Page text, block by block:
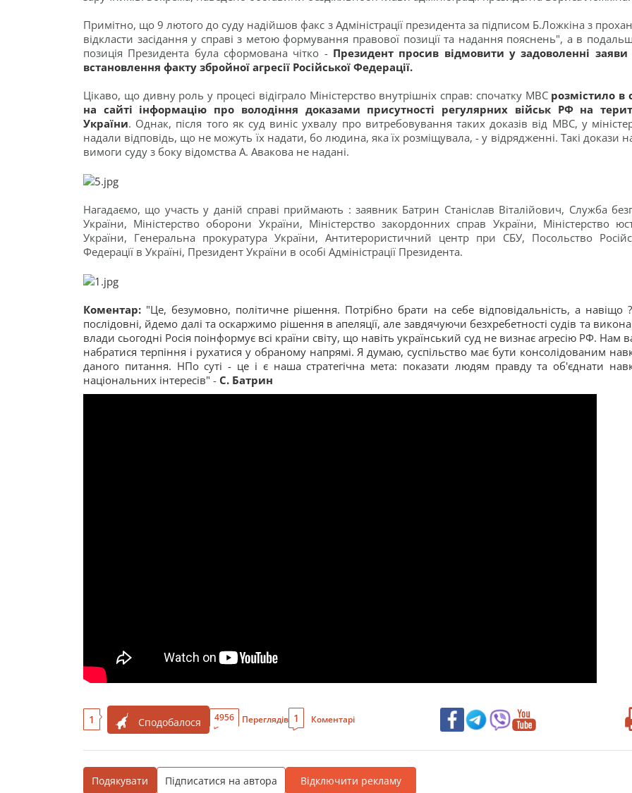
Примітно, що 9 лютого до суду надійшов факс з Адміністрації президента за підписом Б.Ложкіна з
відкласти засідання у справі з метою формування правової позиції та надання пояснень", а в
позиція Президента була сформована чітко - Президент просив відмовити у задоволенні
встановлення факту збройної агресії Російської Федерації.
Цікаво, що дивну роль у процесі відіграло Міністерство внутрішніх справ: спочатку МВС розмістило в
на сайті інформацію про володіння доказами присутності регулярних військ РФ на
України. Однак, після того як суд виніс ухвалу про витребовування таких доказів від МВС, у
надали відповідь, що не можуть їх надати, бо людина, яка їх розміщувала, - у відрядженні. Такі докази
вимоги суду з боку відомства А. Авакова не надані.
Нагадаємо, що участь у даній справі приймають : заявник Батрин Станіслав Віталійович, Служба
України, Міністерство оборони України, Міністерство закордонних справ України, Міністерство
України, Генеральна прокуратура України, Антитерористичний центр при СБУ, Посольство
Федерації в Україні, Президент України в особі Адміністрації Президента.
Коментар: "Це, безумовно, політичне рішення. Потрібно брати на себе відповідальність, а навіщо
послідовні, йдемо далі та оскаржимо рішення в апеляції, але завдячуючи безхребетності судів та
влади сьогодні Росія поінформує всі країни світу, що навіть український суд не визнає агресію РФ. Нам
набратися терпіння і рухатися у обраному напрямі. Я думаю, суспільство має бути консолідованим
даного питання. НПо суті - це і є наша стратегічна мета: показати людям правду та об'єднати
національних інтересів" - С. Батрин
1 Сподобалося 4956 Переглядів 1 Коментарі
Подякувати Підписатися на автора Відключити рекламу